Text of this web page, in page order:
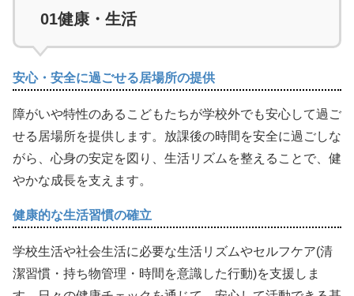
01健康・生活
安心・安全に過ごせる居場所の提供
障がいや特性のあるこどもたちが学校外でも安心して過ご
せる居場所を提供します。放課後の時間を安全に過ごしな
がら、心身の安定を図り、生活リズムを整えることで、健
やかな成長を支えます。
健康的な生活習慣の確立
学校生活や社会生活に必要な生活リズムやセルフケア(清
潔習慣・持ち物管理・時間を意識した行動)を支援しま